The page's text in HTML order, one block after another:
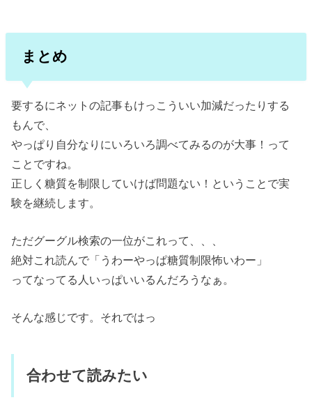
まとめ
要するにネットの記事もけっこういい加減だったりする
もんで、
やっぱり自分なりにいろいろ調べてみるのが大事！って
ことですね。
正しく糖質を制限していけば問題ない！ということで実
験を継続します。
ただグーグル検索の一位がこれって、、、
絶対これ読んで「うわーやっぱ糖質制限怖いわー」
ってなってる人いっぱいいるんだろうなぁ。
そんな感じです。それではっ
合わせて読みたい